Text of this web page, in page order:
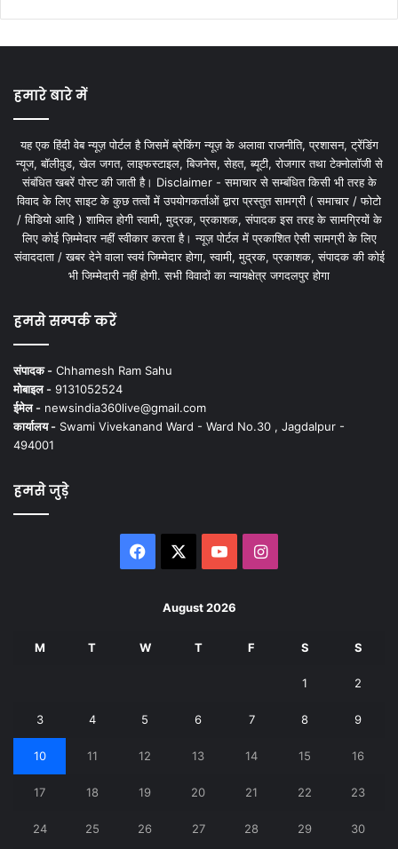
हमारे बारे में
यह एक हिंदी वेब न्यूज़ पोर्टल है जिसमें ब्रेकिंग न्यूज़ के अलावा राजनीति, प्रशासन, ट्रेंडिंग
न्यूज, बॉलीवुड, खेल जगत, लाइफस्टाइल, बिजनेस, सेहत, ब्यूटी, रोजगार तथा टेक्नोलॉजी से
संबंधित खबरें पोस्ट की जाती है। Disclaimer - समाचार से सम्बंधित किसी भी तरह के
विवाद के लिए साइट के कुछ तत्वों में उपयोगकर्ताओं द्वारा प्रस्तुत सामग्री ( समाचार / फोटो
/ विडियो आदि ) शामिल होगी स्वामी, मुद्रक, प्रकाशक, संपादक इस तरह के सामग्रियों के
लिए कोई ज़िम्मेदार नहीं स्वीकार करता है। न्यूज़ पोर्टल में प्रकाशित ऐसी सामग्री के लिए
संवाददाता / खबर देने वाला स्वयं जिम्मेदार होगा, स्वामी, मुद्रक, प्रकाशक, संपादक की कोई
भी जिम्मेदारी नहीं होगी. सभी विवादों का न्यायक्षेत्र जगदलपुर होगा
हमसे सम्पर्क करें
संपादक - Chhamesh Ram Sahu
मोबाइल - 9131052524
ईमेल - newsindia360live@gmail.com
कार्यालय - Swami Vivekanand Ward - Ward No.30 , Jagdalpur -
494001
हमसे जुड़े
Facebook YouTubeInstagram
August 2026
M T W T F S S
1 2
3 4 5 6 7 8 9
10 11 12 13 14 15 16
17 18 19 20 21 22 23
24 25 26 27 28 29 30